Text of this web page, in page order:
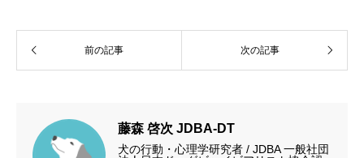
前の記事 次の記事
藤森 啓次 JDBA-DT
犬の行動・心理学研究者 / JDBA 一般社団